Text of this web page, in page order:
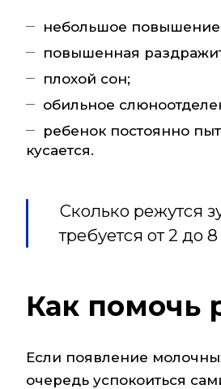
небольшое повышение
повышенная
плохой сон;
обильное
ребенок постоянно
кусается.
Сколько режутся
требуется от 2 до
Как помочь
Если появление
очередь успокоиться